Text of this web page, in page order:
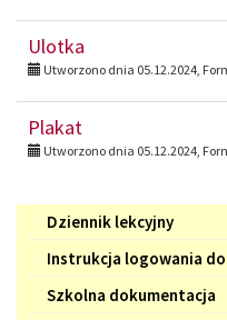
Ulotka
Utworzono dnia 05.12.2024,
Plakat
Utworzono dnia 05.12.2024,
Menu
Dziennik lekcyjny
Instrukcja logowania
Szkolna dokumentacja